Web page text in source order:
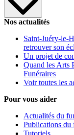
Nos actualités
Saint-Juéry-le-
retrouver son
Un projet de
Quand les Arts
Funéraires
Voir toutes les
Pour vous aider
Actualités du
Publications du